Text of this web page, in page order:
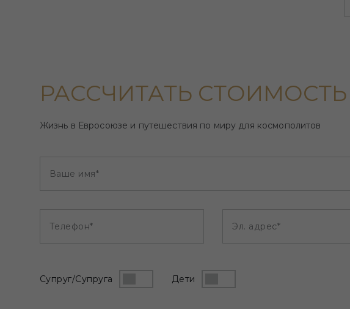
РАССЧИТАТЬ СТОИМОСТЬ
Жизнь в Евросоюзе и путешествия по миру для космополитов
Ваше имя*
Телефон* Эл. адрес*
Супруг/Супруга Дети